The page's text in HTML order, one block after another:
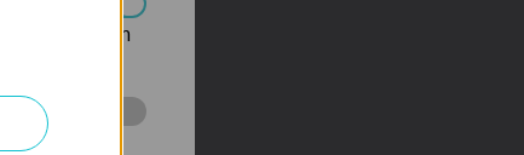
en
el fin de